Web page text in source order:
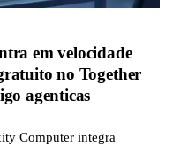
em velocidade
no Together
agenticas
Computer integra